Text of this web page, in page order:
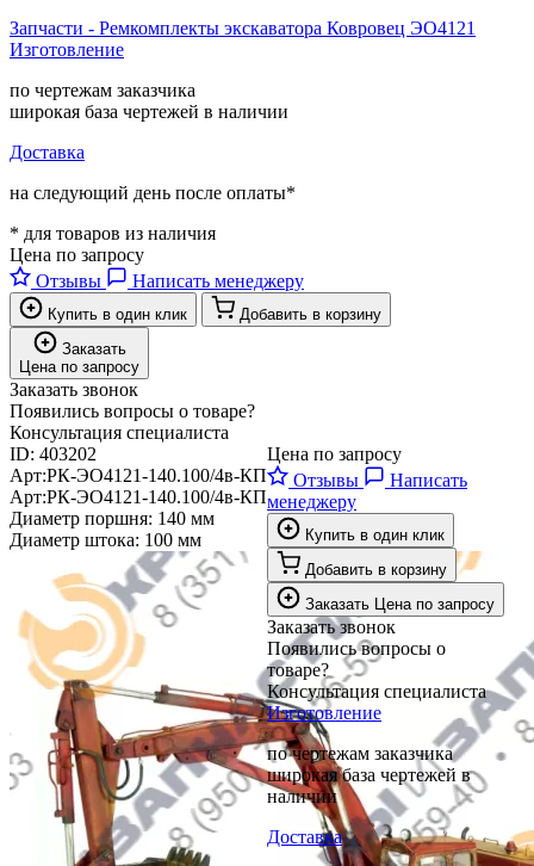
Запчасти - Ремкомплекты экскаватора Ковровец ЭО4121
Изготовление
по чертежам заказчика
широкая база чертежей в наличии
Доставка
на следующий день после оплаты*
* для товаров из наличия
Цена по запросу
Отзывы
Написать менеджеру
Купить в один клик
Добавить в корзину
Заказать
Цена по запросу
Заказать звонок
Появились вопросы о товаре?
Консультация специалиста
ID: 403202
Арт:РК-ЭО4121-140.100/4в-КП
Арт:РК-ЭО4121-140.100/4в-КП
Диаметр поршня: 140 мм
Диаметр штока: 100 мм
Цена по запросу
Отзывы
Написать
менеджеру
Купить в один клик
Добавить в корзину
Заказать Цена по запросу
Заказать звонок
Появились вопросы о
товаре?
Консультация специалиста
Изготовление
по чертежам заказчика
широкая база чертежей в
наличии
Доставка